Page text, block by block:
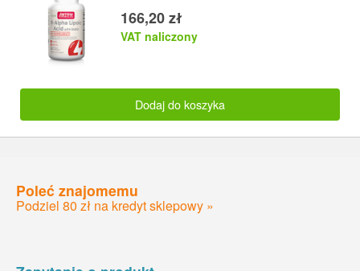
166,20 zł
VAT naliczony
Dodaj do koszyka
Poleć znajomemu
Podziel 80 zł na kredyt sklepowy »